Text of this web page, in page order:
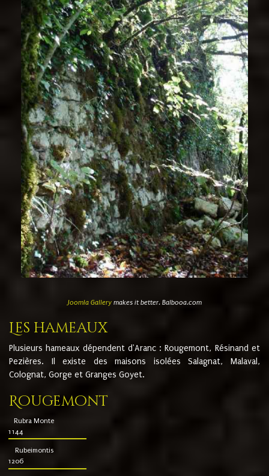
Joomla Gallerymakes it better. Balbooa.com
Les hameaux
Plusieurs hameaux dépendent d'Aranc : Rougemont, Résinand et
Pezières. Il existe des maisons isolées Salagnat, Malaval,
Colognat, Gorge et Granges Goyet.
Rougemont
Rubra Monte
1144
Rubeimontis
1206